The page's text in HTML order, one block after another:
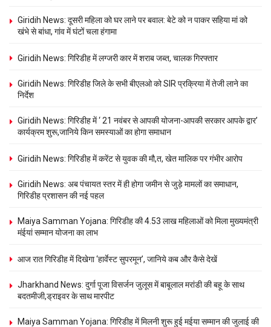
Giridih News: दूसरी महिला को घर लाने पर बवाल: बेटे को न पाकर सहिया मां को
खंभे से बांधा, गांव में घंटों चला हंगामा
Giridih News: गिरिडीह में लग्जरी कार में शराब जब्त, चालक गिरफ्तार
Giridih News: गिरिडीह जिले के सभी बीएलओ को SIR प्रक्रिया में तेजी लाने का
निर्देश
Giridih News: गिरिडीह में ‘ 21 नवंबर से आपकी योजना-आपकी सरकार आपके द्वार’
कार्यक्रम शुरू,जानिये किन समस्याओं का होगा समाधान
Giridih News: गिरिडीह में करेंट से युवक की मौ,त, खेत मालिक पर गंभीर आरोप
Giridih News: अब पंचायत स्तर में ही होगा जमीन से जुड़े मामलों का समाधान,
गिरिडीह प्रशासन की नई पहल
Maiya Samman Yojana: गिरिडीह की 4.53 लाख महिलाओं को मिला मुख्यमंत्री
मंईयां सम्मान योजना का लाभ
आज रात गिरिडीह में दिखेगा ‘हार्वेस्ट सुपरमून’, जानिये कब और कैसे देखें
Jharkhand News: दुर्गा पूजा विसर्जन जुलूस में बाबूलाल मरांडी की बहू के साथ
बदतमीजी,ड्राइवर के साथ मारपीट
Maiya Samman Yojana: गिरिडीह में मिलनी शुरू हुई मईया सम्मान की जुलाई की